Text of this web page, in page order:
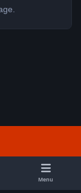
f
a
Menu